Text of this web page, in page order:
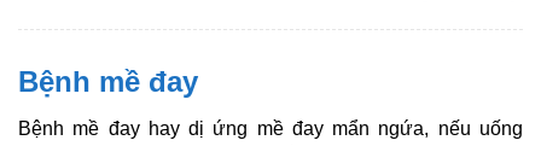
Bệnh mề đay
Bệnh mề đay hay dị ứng mề đay mẩn ngứa, nếu uống